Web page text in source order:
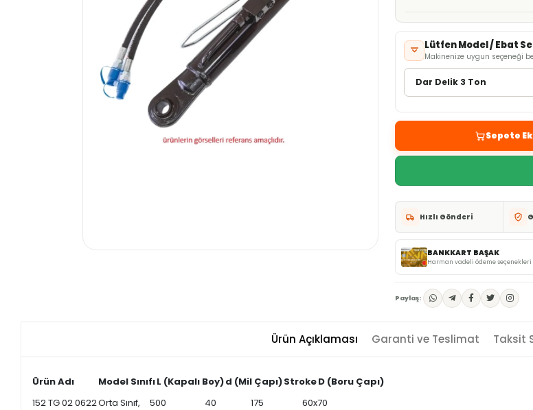
Lütfen Model / Ebat
Makinenize uygun seçeneği
Sepete
Hızlı Gönderi
BANKKART BAŞAK
Harman vadeli ödeme seçenekleri
Paylaş:
Ürün Açıklaması Garanti ve Teslimat Taksit
Ürün Adı Model SınıfıL (Kapalı Boy)d (Mil Çapı)StrokeD (Boru Çapı)
152 TG 02 0622Orta Sınıf, 500 40 175 60x70